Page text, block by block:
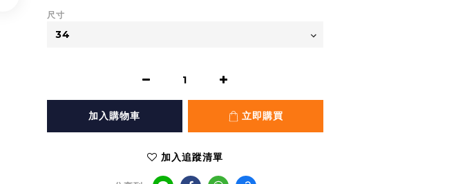
尺寸
加入購物車 立即購買
加入追蹤清單